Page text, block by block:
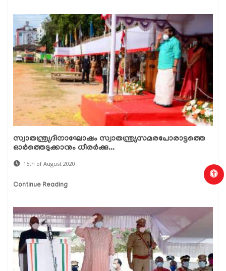
സ്വാതന്ത്ര്യദിനാഘോഷം സ്വാതന്ത്ര്യസമരപോരാട്ടത്തെ
ഓര്‍ത്തെടുക്കാനും ധീരര്‍ക്കു...
15th of August 2020
Continue Reading